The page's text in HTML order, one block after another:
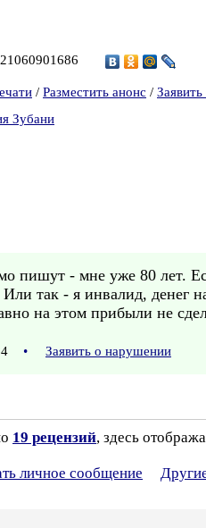
/ Разместить анонс /
Зубани
пишут - мне уже 80 лет.
так - я инвалид, денег
на этом прибыли не
• Заявить о нарушении
19 рецензий, здесь
личное сообщение